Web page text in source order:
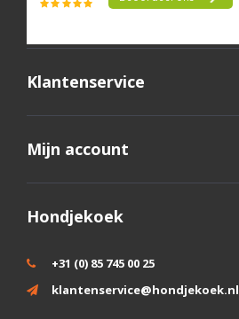
Klantenservice
Mijn account
Hondjekoek
+31 (0) 85 745 00 25
klantenservice@hondjekoek.nl